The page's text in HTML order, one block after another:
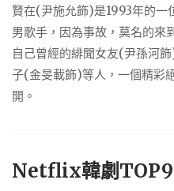
賢在(尹施允飾)是1993年的一
男歌手，因為事故，莫名的來
自己曾經的緋聞女友(尹孫河
子(金旻載飾)等人，一個精彩
開。
Netflix韓劇TOP9